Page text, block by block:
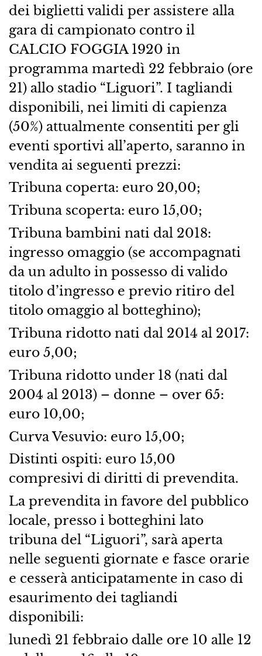
dei biglietti validi per assistere alla
gara di campionato contro il
CALCIO FOGGIA 1920 in
programma martedì 22 febbraio (ore
21) allo stadio “Liguori”. I tagliandi
disponibili, nei limiti di capienza
(50%) attualmente consentiti per gli
eventi sportivi all’aperto, saranno in
vendita ai seguenti prezzi:
Tribuna coperta: euro 20,00;
Tribuna scoperta: euro 15,00;
Tribuna bambini nati dal 2018:
ingresso omaggio (se accompagnati
da un adulto in possesso di valido
titolo d’ingresso e previo ritiro del
titolo omaggio al botteghino);
Tribuna ridotto nati dal 2014 al 2017:
euro 5,00;
Tribuna ridotto under 18 (nati dal
2004 al 2013) – donne – over 65:
euro 10,00;
Curva Vesuvio: euro 15,00;
Distinti ospiti: euro 15,00
compresivi di diritti di prevendita.
La prevendita in favore del pubblico
locale, presso i botteghini lato
tribuna del “Liguori”, sarà aperta
nelle seguenti giornate e fasce orarie
e cesserà anticipatamente in caso di
esaurimento dei tagliandi
disponibili:
lunedì 21 febbraio dalle ore 10 alle 12